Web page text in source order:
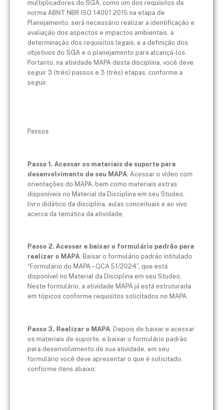
multiplicadores do SGA, como um dos requisitos da
norma ABNT NBR ISO 14001:2015 na etapa de
Planejamento, será necessário realizar a identificação e
avaliação dos aspectos e impactos ambientais, a
determinação dos requisitos legais, e a definição dos
objetivos do SGA e o planejamento para alcançá-los.
Portanto, na atividade MAPA desta disciplina, você deve
seguir 3 (três) passos e 3 (três) etapas, conforme a
seguir.
Passos
Passo 1. Acessar os materiais de suporte para
desenvolvimento de seu MAPA . Acessar o vídeo com
orientações do MAPA, bem como materiais extras
disponíveis no Material da Disciplina em seu Studeo,
livro didático da disciplina, aulas conceituais e ao vivo
acerca da temática da atividade.
Passo 2. Acessar e baixar o formulário padrão para
realizar o MAPA. Baixar o formulário padrão intitulado
“Formulário do MAPA – QCA 51/2024”, que está
disponível no Material da Disciplina em seu Studeo.
Neste formulário, a atividade MAPA já está estruturada
em tópicos conforme requisitos solicitados no MAPA.
Passo 3. Realizar o MAPA . Depois de baixar e acessar
os materiais de suporte, e baixar o formulário padrão
para desenvolvimento de sua atividade, em seu
formulário você deve apresentar o que é solicitado,
conforme itens abaixo: